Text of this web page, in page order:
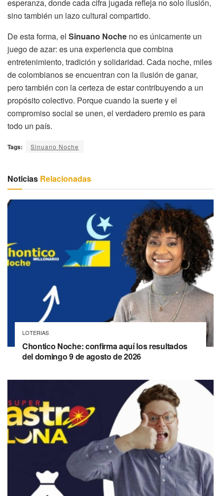
esperanza, donde cada cifra jugada refleja no solo ilusión,
sino también un lazo cultural compartido.
De esta forma, el Sinuano Noche no es únicamente un
juego de azar: es una experiencia que combina
entretenimiento, tradición y solidaridad. Cada noche, miles
de colombianos se encuentran con la ilusión de ganar,
pero también con la certeza de estar contribuyendo a un
propósito colectivo. Porque cuando la suerte y el
compromiso social se unen, el verdadero premio es para
todo un país.
Tags: Sinuano Noche
Noticias Relacionadas
LOTERIAS
Chontico Noche: confirma aquí los resultados
del domingo 9 de agosto de 2026